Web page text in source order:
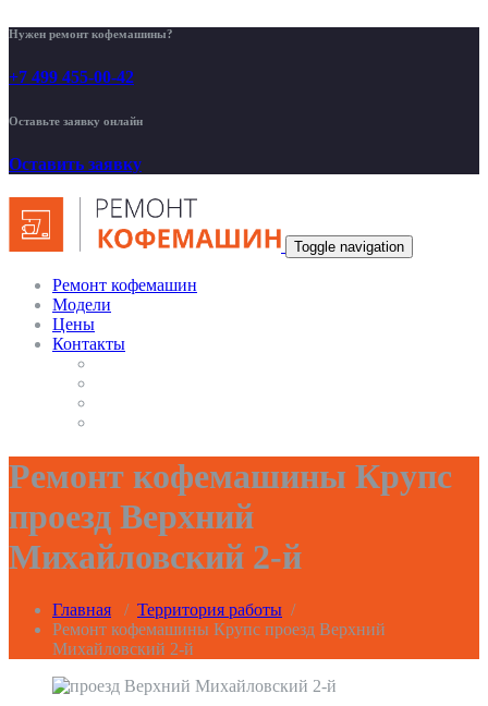
Нужен ремонт кофемашины?
+7 499 455-00-42
Оставьте заявку онлайн
Оставить заявку
Toggle navigation
Ремонт кофемашин
Модели
Цены
Контакты
Ремонт кофемашины Крупс
проезд Верхний
Михайловский 2-й
Главная / Территория работы /
Ремонт кофемашины Крупс проезд Верхний
Михайловский 2-й